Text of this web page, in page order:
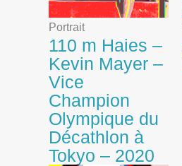
Portrait
110 m Haies –
Kevin Mayer –
Vice
Champion
Olympique du
Décathlon à
Tokyo – 2020